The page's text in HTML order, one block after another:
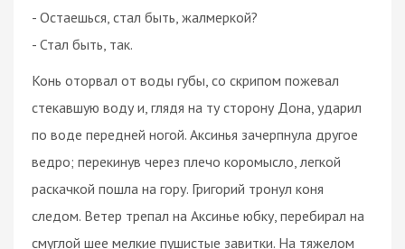
- Остаешься, стал быть, жалмеркой?
- Стал быть, так.
Конь оторвал от воды губы, со скрипом пожевал
стекавшую воду и, глядя на ту сторону Дона, ударил
по воде передней ногой. Аксинья зачерпнула другое
ведро; перекинув через плечо коромысло, легкой
раскачкой пошла на гору. Григорий тронул коня
следом. Ветер трепал на Аксинье юбку, перебирал на
смуглой шее мелкие пушистые завитки. На тяжелом